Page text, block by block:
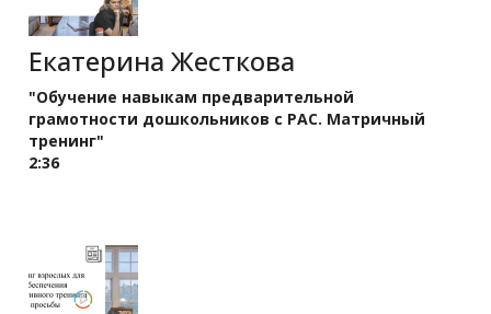
Екатерина Жесткова
"Обучение навыкам предварительной
грамотности дошкольников с РАС. Матричный
тренинг"
2:36